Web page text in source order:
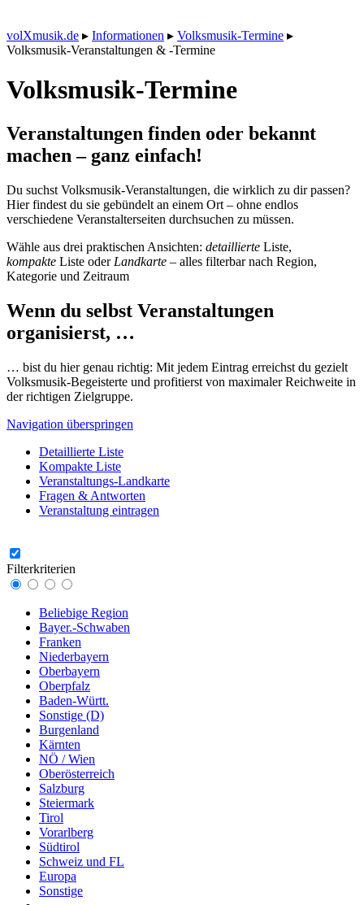
volXmusik.de ▸ Informationen ▸ Volksmusik-Termine ▸
Volksmusik-Veranstaltungen & -Termine
Volksmusik-Termine
Veranstaltungen finden oder bekannt
machen – ganz einfach!
Du suchst Volksmusik-Veranstaltungen, die wirklich zu dir passen?
Hier findest du sie gebündelt an einem Ort – ohne endlos
verschiedene Veranstalterseiten durchsuchen zu müssen.
Wähle aus drei praktischen Ansichten: detaillierte Liste,
kompakte Liste oder Landkarte – alles filterbar nach Region,
Kategorie und Zeitraum
Wenn du selbst Veranstaltungen
organisierst, …
… bist du hier genau richtig: Mit jedem Eintrag erreichst du gezielt
Volksmusik-Begeisterte und profitierst von maximaler Reichweite in
der richtigen Zielgruppe.
Navigation überspringen
Detaillierte Liste
Kompakte Liste
Veranstaltungs-Landkarte
Fragen & Antworten
Veranstaltung eintragen
Filterkriterien
Beliebige Region
Bayer.-Schwaben
Franken
Niederbayern
Oberbayern
Oberpfalz
Baden-Württ.
Sonstige (D)
Burgenland
Kärnten
NÖ / Wien
Oberösterreich
Salzburg
Steiermark
Tirol
Vorarlberg
Südtirol
Schweiz und FL
Europa
Sonstige